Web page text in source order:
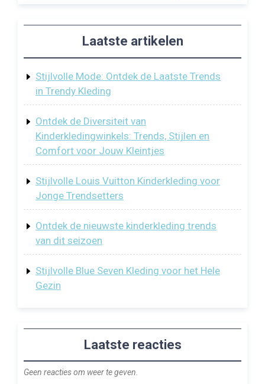
Laatste artikelen
Stijlvolle Mode: Ontdek de Laatste Trends
in Trendy Kleding
Ontdek de Diversiteit van
Kinderkledingwinkels: Trends, Stijlen en
Comfort voor Jouw Kleintjes
Stijlvolle Louis Vuitton Kinderkleding voor
Jonge Trendsetters
Ontdek de nieuwste kinderkleding trends
van dit seizoen
Stijlvolle Blue Seven Kleding voor het Hele
Gezin
Laatste reacties
Geen reacties om weer te geven.